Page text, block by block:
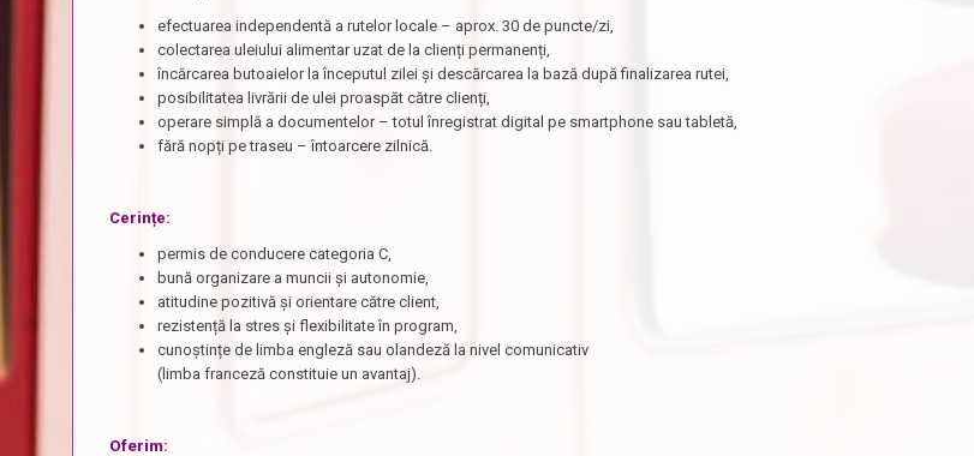
efectuarea independentă a rutelor locale – aprox. 30 de puncte/zi,
colectarea uleiului alimentar uzat de la clienți permanenți,
încărcarea butoaielor la începutul zilei și descărcarea la bază după finalizarea rutei,
posibilitatea livrării de ulei proaspăt către clienți,
operare simplă a documentelor – totul înregistrat digital pe smartphone sau tabletă,
fără nopți pe traseu – întoarcere zilnică.
Cerințe:
permis de conducere categoria C,
bună organizare a muncii și autonomie,
atitudine pozitivă și orientare către client,
rezistență la stres și flexibilitate în program,
cunoștințe de limba engleză sau olandeză la nivel comunicativ
(limba franceză constituie un avantaj).
Oferim: